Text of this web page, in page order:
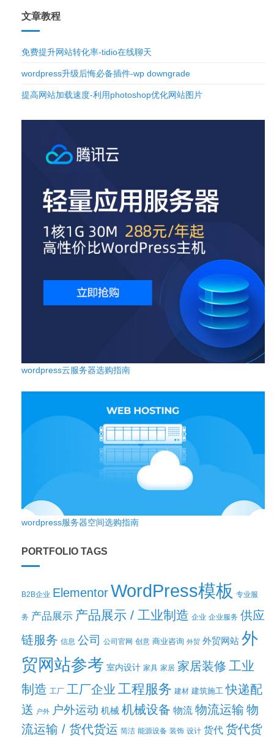
文章教程
免费提升网站转化率-tidio在线聊天
wordpress升级后悔必备插件-wp downgrade
提高网站加载速度-利用photoshop优化网站图片
wordpress云服务器选购指南
wordpress服务器空间选购指南
PORTFOLIO TAGS
B2B企业 ElementorWordPress模板 专业服
务 产品展示 产品展示 / 工业制造 企业 企业服务 供应
链服务 信息 公司 公司官网 创意 商业咨询 外贸 外贸网站 外
贸网站参考 室内设计 家具 家居 家居装修 工业
制造 工厂 工厂企业 工程服务 建材 建筑施工 快递配
送
户外 户外运动 机械 机械设备 物流 物流运输 物
流运输 / 货代货运 简洁 能源设备 装饰 设计 货代 货代货